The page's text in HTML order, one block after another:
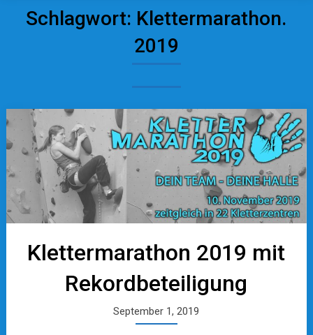
Schlagwort: Klettermarathon.
2019
Klettermarathon 2019 mit
Rekordbeteiligung
September 1, 2019